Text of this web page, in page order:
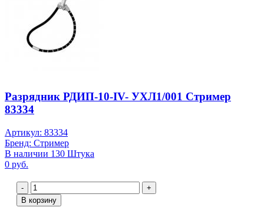
Разрядник РДИП-10-IV- УХЛ1/001 Стример
83334
Артикул: 83334
Бренд: Стример
В наличии 130 Штука
0 руб.
-
+
В корзину